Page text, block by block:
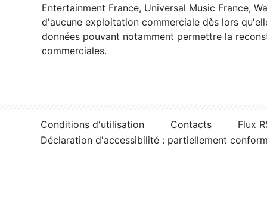
Entertainment France, Universal Music France,
d'aucune exploitation commerciale dès lors
données pouvant notamment permettre la
commerciales.
Conditions d'utilisation Contacts
Flux
Déclaration d'accessibilité : partiellement